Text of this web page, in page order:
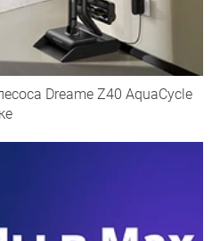
Dreame Z40 AquaCycle